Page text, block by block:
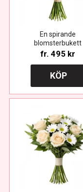
En spirande
blomsterbukett
fr. 495 kr
KÖP